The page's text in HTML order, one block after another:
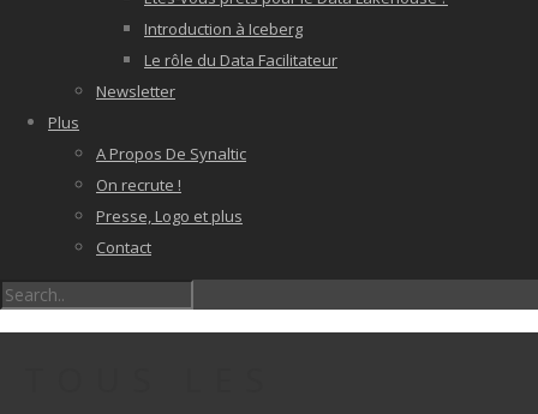
Introduction à Iceberg
Le rôle du Data Facilitateur
Newsletter
Plus
A Propos De Synaltic
On recrute !
Presse, Logo et plus
Contact